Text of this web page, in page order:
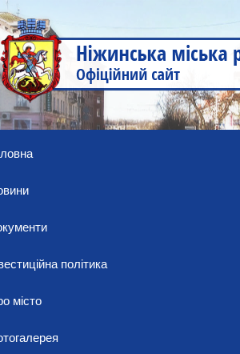
політика
місто